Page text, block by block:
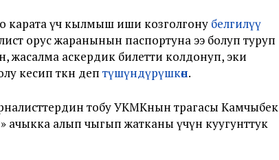
карата үч кылмыш иши козголгону белгилүү
орус жаранынын паспортуна ээ болуп туруп
аскердик билетти колдонуп, эки
кесип өткөн деп түшүндүрүшкөн.
тобу УКМКнын төрагасы Камчыбек
ачыкка алып чыгып жатканы үчүн куугунттук